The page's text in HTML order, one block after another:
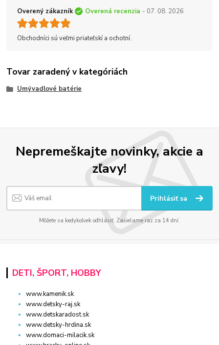
Overený zákazník Overená recenzia - 07. 08. 2026
Obchodníci sú veľmi priateľskí a ochotní.
Tovar zaradený v kategóriách
Umývadlové batérie
Nepremeškajte novinky, akcie a
zľavy!
Prihlásiť sa
Môžete sa kedykoľvek odhlásiť. Zasielame raz za 14 dní.
DETI, ŠPORT, HOBBY
www.kamenik.sk
www.detsky-raj.sk
www.detskaradost.sk
www.detsky-hrdina.sk
www.domaci-milacik.sk